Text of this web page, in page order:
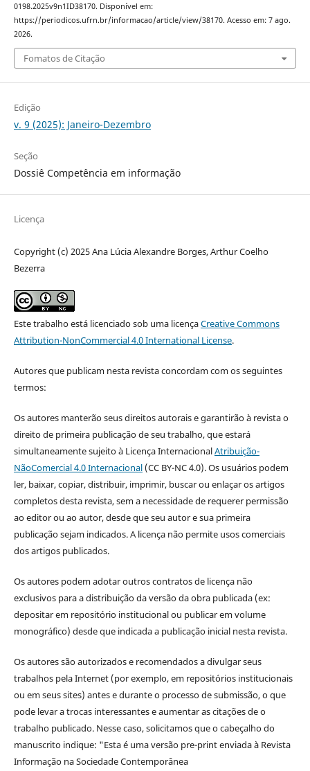
0198.2025v9n1ID38170. Disponível em:
https://periodicos.ufrn.br/informacao/article/view/38170. Acesso em: 7 ago.
2026.
Fomatos de Citação
Edição
v. 9 (2025): Janeiro-Dezembro
Seção
Dossiê Competência em informação
Licença
Copyright (c) 2025 Ana Lúcia Alexandre Borges, Arthur Coelho
Bezerra
Este trabalho está licenciado sob uma licençaCreative Commons
Attribution-NonCommercial 4.0 International License.
Autores que publicam nesta revista concordam com os seguintes
termos:
Os autores manterão seus direitos autorais e garantirão à revista o
direito de primeira publicação de seu trabalho, que estará
simultaneamente sujeito à Licença InternacionalAtribuição-
NãoComercial 4.0 Internacional(CC BY-NC 4.0). Os usuários podem
ler, baixar, copiar, distribuir, imprimir, buscar ou enlaçar os artigos
completos desta revista, sem a necessidade de requerer permissão
ao editor ou ao autor, desde que seu autor e sua primeira
publicação sejam indicados. A licença não permite usos comerciais
dos artigos publicados.
Os autores podem adotar outros contratos de licença não
exclusivos para a distribuição da versão da obra publicada (ex:
depositar em repositório institucional ou publicar em volume
monográfico) desde que indicada a publicação inicial nesta revista.
Os autores são autorizados e recomendados a divulgar seus
trabalhos pela Internet (por exemplo, em repositórios institucionais
ou em seus sites) antes e durante o processo de submissão, o que
pode levar a trocas interessantes e aumentar as citações de o
trabalho publicado. Nesse caso, solicitamos que o cabeçalho do
manuscrito indique: "Esta é uma versão pre-print enviada à Revista
Informação na Sociedade Contemporânea